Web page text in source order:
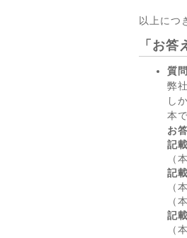
以上につ
「お
質
弊
し
本
お
記
（
記
（
（
記
（